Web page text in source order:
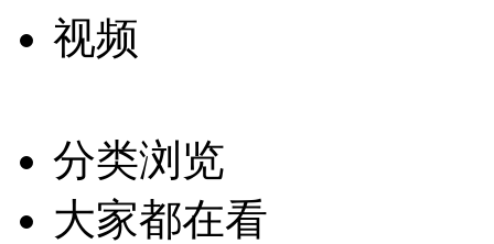
视频
分类浏览
大家都在看